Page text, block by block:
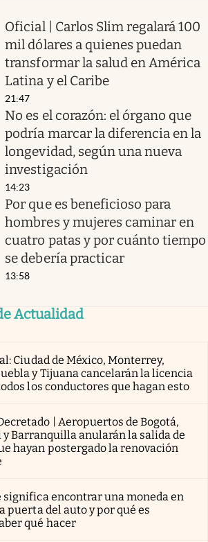
Oficial | Carlos Slim regalará 100
mil dólares a quienes puedan
transformar la salud en América
Latina y el Caribe
21:47
No es el corazón: el órgano que
podría marcar la diferencia en la
longevidad, según una nueva
investigación
14:23
Por que es beneficioso para
hombres y mujeres caminar en
cuatro patas y por cuánto tiempo
se debería practicar
13:58
Actualidad
Ciudad de México, Monterrey,
y Tijuana cancelarán la licencia
los conductores que hagan esto
| Aeropuertos de Bogotá,
Barranquilla anularán la salida de
hayan postergado la renovación
significa encontrar una moneda en
puerta del auto y por qué es
qué hacer